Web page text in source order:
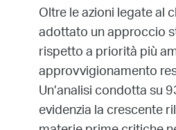
Oltre le azioni legate al
adottato un approccio
rispetto a priorità più
approvvigionamento
Un’analisi condotta su
evidenzia la crescente